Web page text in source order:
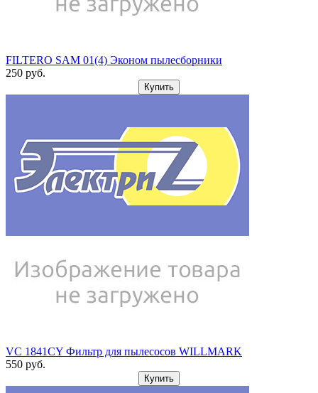
FILTERO SAM 01(4) Эконом пылесборники
250 pуб.
Купить
VC 1841CY Фильтр для пылесосов WILLMARK
550 pуб.
Купить